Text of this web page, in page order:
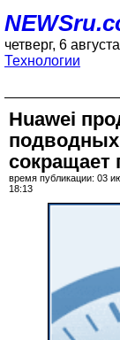
четверг, 6
Технологии
Huawei
подводных
сокращает
время публикации: 03
18:13